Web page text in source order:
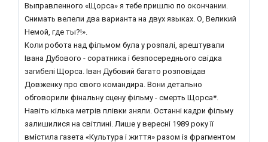
Выправленного «Щорса» я тебе пришлю по окончании.
Снимать велели два варианта на двух языках. О, Великий
Немой, где ты?!».
Коли робота над фільмом була у розпалі, арештували
Івана Дубового - соратника і безпосереднього свідка
загибелі Щорса. Іван Дубовий багато розповідав
Довженку про свого командира. Вони детально
обговорили фінальну сцену фільму - смерть Щорса*.
Навіть кілька метрів плівки зняли. Останні кадри фільму
залишилися на світлині. Лише у вересні 1989 року її
вмістила газета «Культура і життя» разом із фрагментом